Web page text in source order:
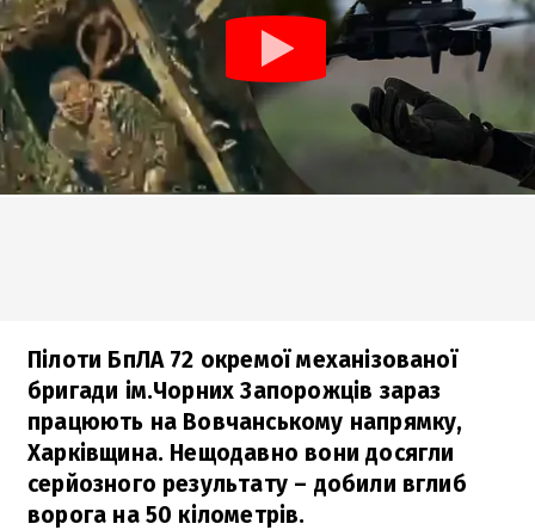
Пілоти БпЛА 72 окремої механізованої
бригади ім.Чорних Запорожців зараз
працюють на Вовчанському напрямку,
Харківщина. Нещодавно вони досягли
серйозного результату – добили вглиб
ворога на 50 кілометрів.